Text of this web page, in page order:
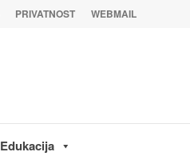
PRIVATNOST WEBMAIL
Edukacija